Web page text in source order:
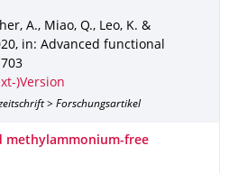
A., Miao, Q., Leo, K. &
, in: Advanced functional
)Version
> Forschungsartikel
methylammonium-free